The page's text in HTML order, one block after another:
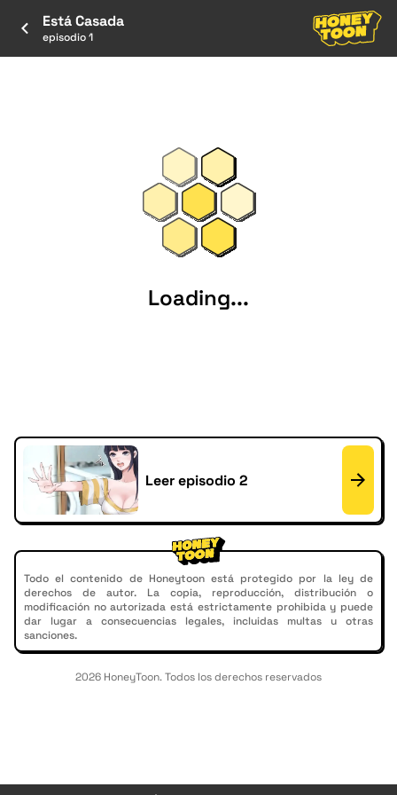
Está Casada
episodio 1
Loading...
Leer episodio 2
Todo el contenido de Honeytoon está protegido por la ley de
derechos de autor. La copia, reproducción, distribución o
modificación no autorizada está estrictamente prohibida y puede
dar lugar a consecuencias legales, incluidas multas u otras
sanciones.
2026 HoneyToon. Todos los derechos reservados